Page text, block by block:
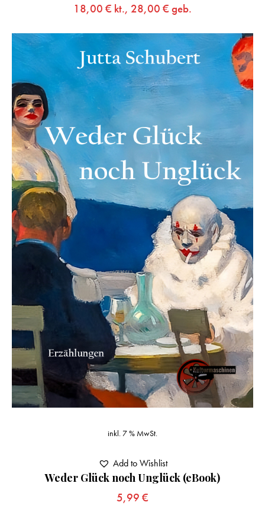
18,00 € kt., 28,00 € geb.
Weder Glück noch Unglück (eBook)
5,99 €
inkl. 7 % MwSt.
Add to Wishlist